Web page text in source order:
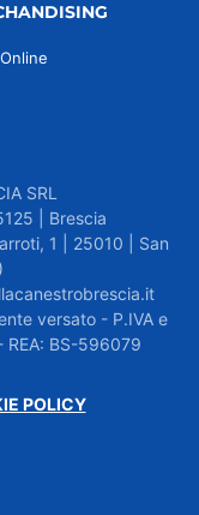
SRL
| Brescia
1 | 25010 | San
versato - P.IVA e
BS-596079
POLICY